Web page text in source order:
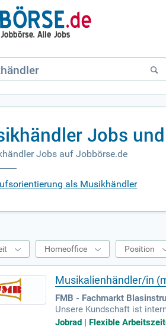
Jobs
Jobs auf Jobbörse.de
als Musikhändler
Homeoffice Position
Musikalienhändler/in
FMB - Fachmarkt
Unsere Kundschaft ist
en Orchestern.
Jobrad | Flexible